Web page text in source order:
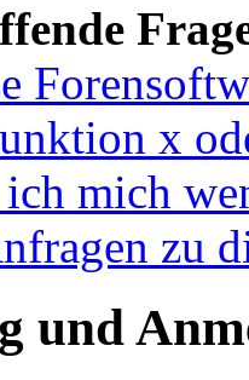
x
mich
zu
und